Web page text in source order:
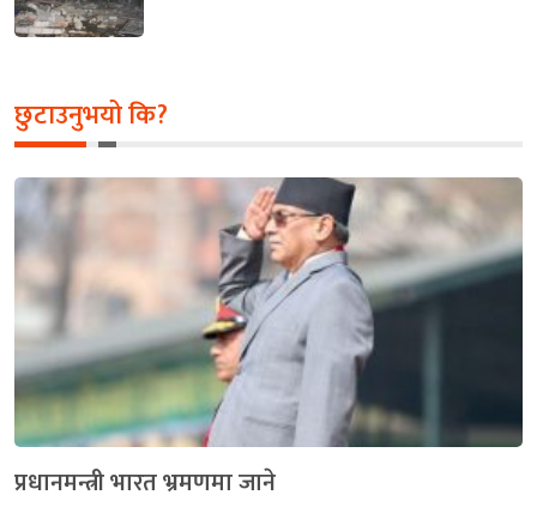
छुटाउनुभयो कि?
प्रधानमन्त्री भारत भ्रमणमा जाने